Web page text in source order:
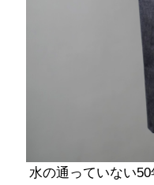
水の通っていない